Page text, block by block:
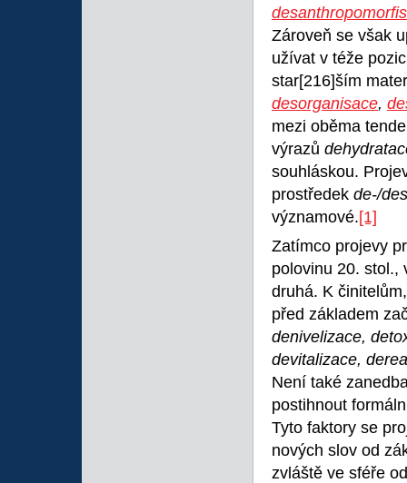
Zároveň se však
užívat v téže
star[216]ším
desorganisace,
mezi oběma
výrazů
souhláskou.
prostředek de-/
významové.[1]
Zatímco projevy
polovinu 20. stol.,
druhá. K
před základem
denivelizace,
devitalizace,
Není také
postihnout
Tyto faktory se
nových slov od
zvláště ve sféře